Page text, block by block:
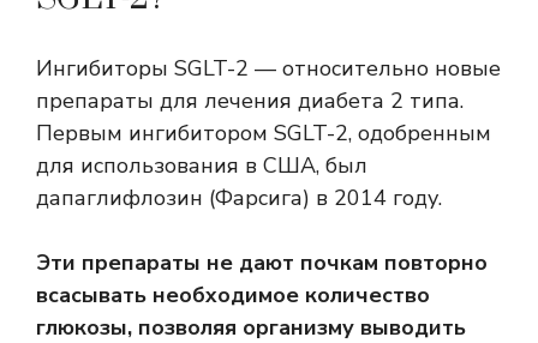
Ингибиторы SGLT-2 — относительно новые
препараты для лечения диабета 2 типа.
Первым ингибитором SGLT-2, одобренным
для использования в США, был
дапаглифлозин (Фарсига) в 2014 году.
Эти препараты не дают почкам повторно
всасывать необходимое количество
глюкозы, позволяя организму выводить